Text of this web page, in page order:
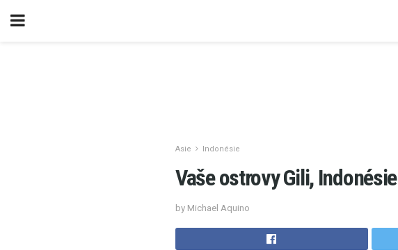
Asie Indonésie
Vaše ostrovy Gili, Indonésie
by Michael Aquino